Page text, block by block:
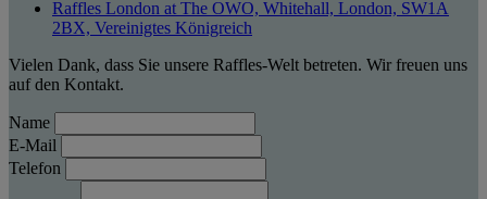
Raffles London at The OWO, Whitehall, London, SW1A
2BX, Vereinigtes Königreich
Vielen Dank, dass Sie unsere Raffles-Welt betreten. Wir freuen uns
auf den Kontakt.
Name
E-Mail
Telefon